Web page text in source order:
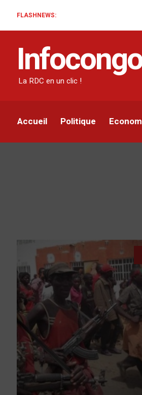
FLASHNEWS: Jean-
La RDC en un clic !
Accueil Politique